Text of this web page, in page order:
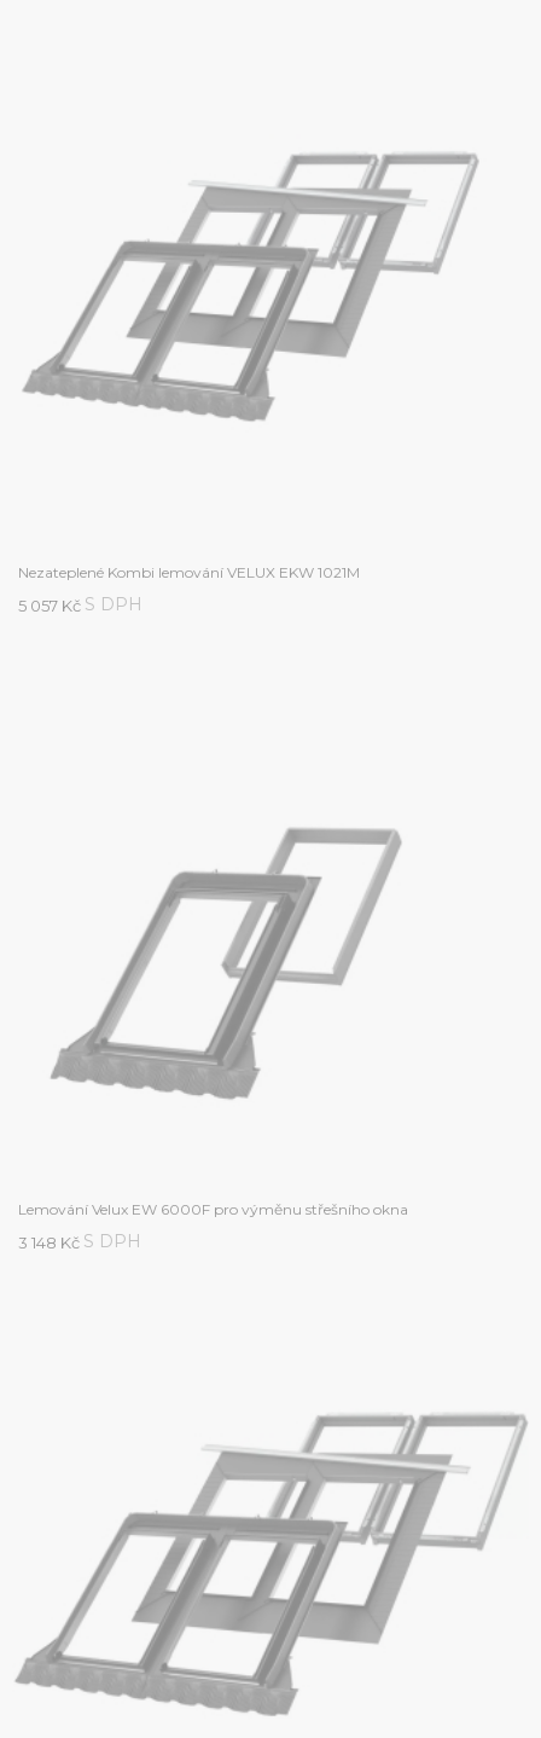
Nezateplené Kombi lemování VELUX EKW 1021M
5 057 Kč S DPH
Lemování Velux EW 6000F pro výměnu střešního okna
3 148 Kč S DPH